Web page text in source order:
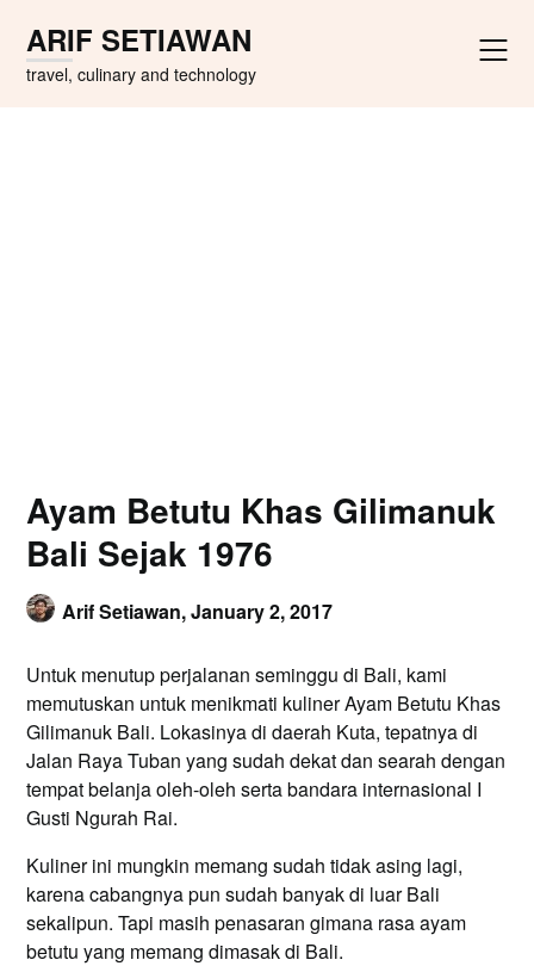
content
ARIF SETIAWAN
travel, culinary and technology
Ayam Betutu Khas Gilimanuk
Bali Sejak 1976
Arif Setiawan,January 2, 2017
Untuk menutup perjalanan seminggu di Bali, kami
memutuskan untuk menikmati kuliner Ayam Betutu Khas
Gilimanuk Bali. Lokasinya di daerah Kuta, tepatnya di
Jalan Raya Tuban yang sudah dekat dan searah dengan
tempat belanja oleh-oleh serta bandara internasional I
Gusti Ngurah Rai.
Kuliner ini mungkin memang sudah tidak asing lagi,
karena cabangnya pun sudah banyak di luar Bali
sekalipun. Tapi masih penasaran gimana rasa ayam
betutu yang memang dimasak di Bali.